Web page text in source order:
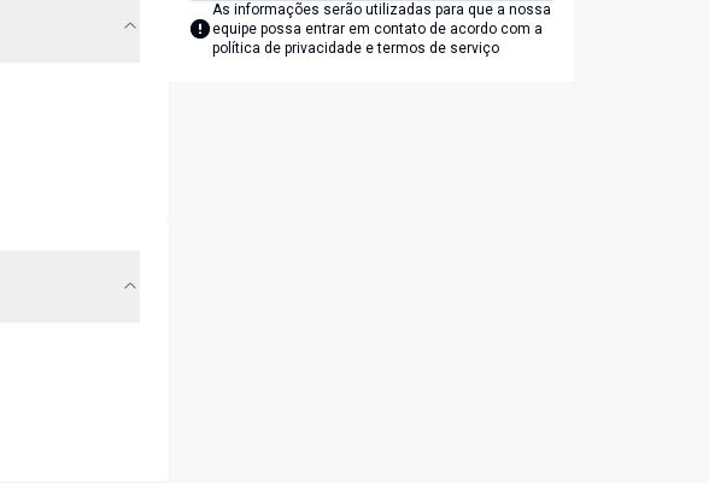
As informações serão utilizadas para que a nossa
equipe possa entrar em contato de acordo com a
política de privacidade e termos de serviço